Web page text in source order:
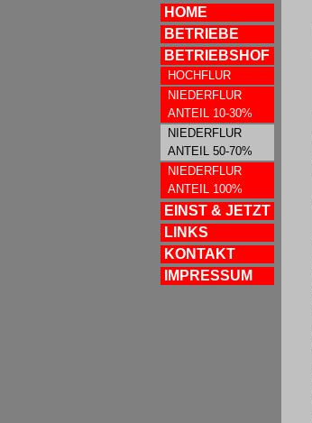
HOME
BETRIEBE
BETRIEBSHOF
HOCHFLUR
NIEDERFLUR
ANTEIL 10-30%
NIEDERFLUR
ANTEIL 50-70%
NIEDERFLUR
ANTEIL 100%
EINST & JETZT
LINKS
KONTAKT
IMPRESSUM